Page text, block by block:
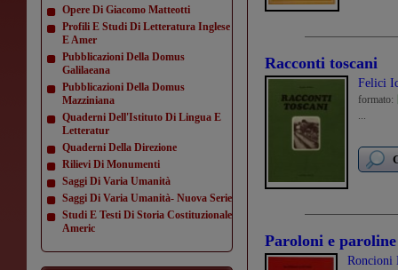
Opere Di Giacomo Matteotti
Profili E Studi Di Letteratura Inglese
E Amer
Pubblicazioni Della Domus
Galilaeana
Pubblicazioni Della Domus
Mazziniana
Quaderni Dell'Istituto Di Lingua E
Letteratur
Quaderni Della Direzione
Rilievi Di Monumenti
Saggi Di Varia Umanità
Saggi Di Varia Umanità- Nuova Serie
Studi E Testi Di Storia Costituzionale
Americ
Racconti toscani
Felici
formato:
...
Paroloni e paroline
Roncioni